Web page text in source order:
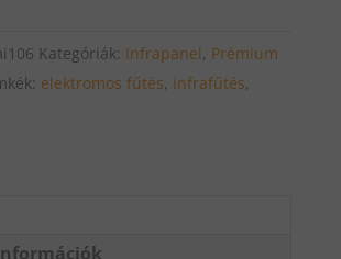
Kategóriák: Infrapanel, Prémium
elektromos fűtés, infrafűtés,